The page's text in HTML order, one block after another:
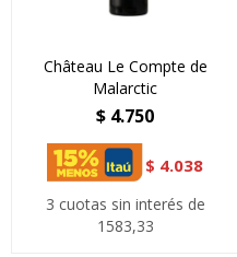
Château Le Compte de
Malarctic
$ 4.750
$ 4.038
3 cuotas sin interés de
1583,33